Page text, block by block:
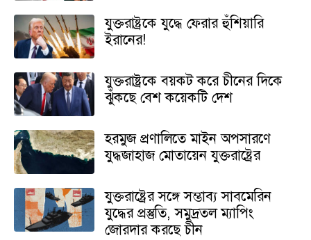
যুক্তরাষ্ট্রকে যুদ্ধে ফেরার হুঁশিয়ারি
ইরানের!
যুক্তরাষ্ট্রকে বয়কট করে চীনের দিকে
ঝুঁকছে বেশ কয়েকটি দেশ
হরমুজ প্রণালিতে মাইন অপসারণে
যুদ্ধজাহাজ মোতায়েন যুক্তরাষ্ট্রের
যুক্তরাষ্ট্রের সঙ্গে সম্ভাব্য সাবমেরিন
যুদ্ধের প্রস্তুতি, সমুদ্রতল ম্যাপিং
জোরদার করছে চীন